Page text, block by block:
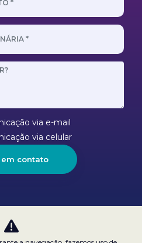
via e-mail
via celular
em contato